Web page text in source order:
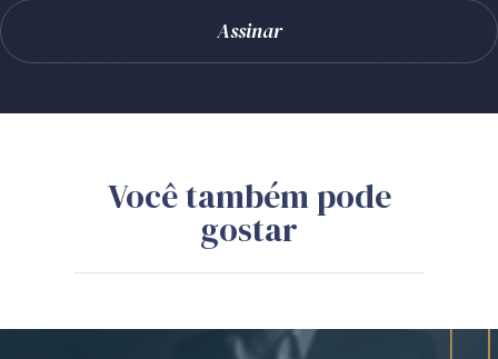
Você também pode
gostar